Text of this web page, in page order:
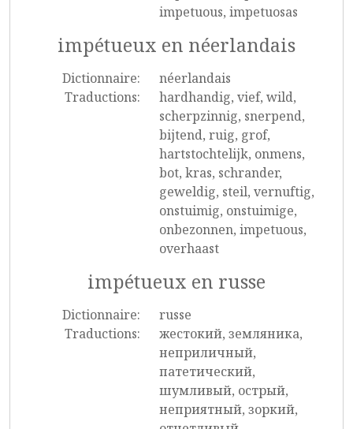
impetuous, impetuosas
impétueux en néerlandais
Dictionnaire:
néerlandais
Traductions:
hardhandig, vief, wild,
scherpzinnig, snerpend,
bijtend, ruig, grof,
hartstochtelijk, onmens,
bot, kras, schrander,
geweldig, steil, vernuftig,
onstuimig, onstuimige,
onbezonnen, impetuous,
overhaast
impétueux en russe
Dictionnaire:
russe
Traductions:
жестокий, земляника,
неприличный,
патетический,
шумливый, острый,
неприятный, зоркий,